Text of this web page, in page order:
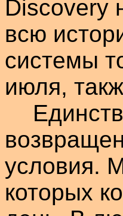
Discovery
всю
системы
июля,
условия.
которых